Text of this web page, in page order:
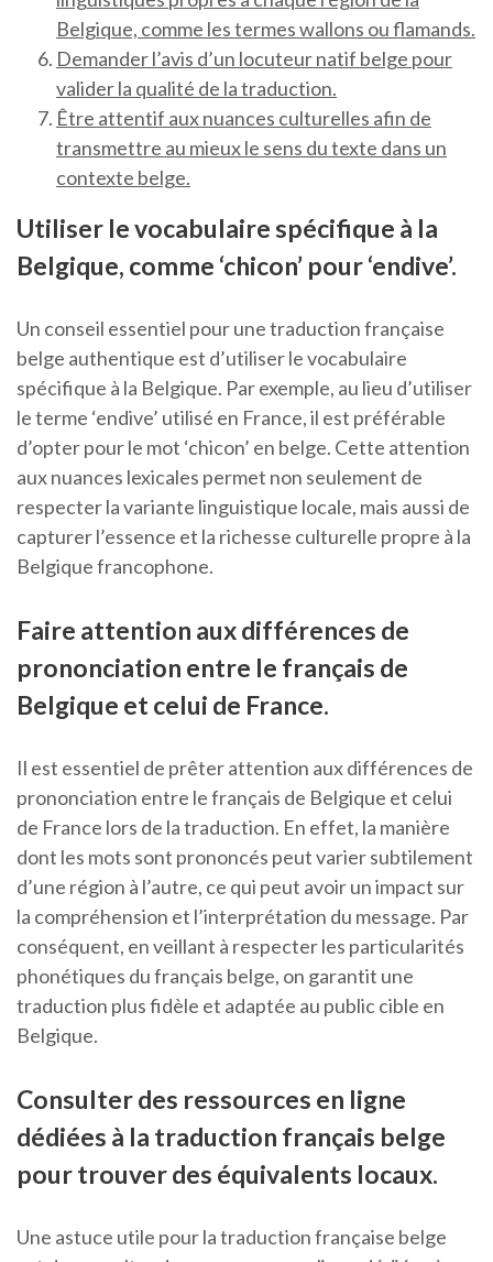
Belgique, comme les termes wallons ou flamands.
Demander l’avis d’un locuteur natif belge pour
valider la qualité de la traduction.
Être attentif aux nuances culturelles afin de
transmettre au mieux le sens du texte dans un
contexte belge.
Utiliser le vocabulaire spécifique à la
Belgique, comme ‘chicon’ pour ‘endive’.
Un conseil essentiel pour une traduction française
belge authentique est d’utiliser le vocabulaire
spécifique à la Belgique. Par exemple, au lieu d’utiliser
le terme ‘endive’ utilisé en France, il est préférable
d’opter pour le mot ‘chicon’ en belge. Cette attention
aux nuances lexicales permet non seulement de
respecter la variante linguistique locale, mais aussi de
capturer l’essence et la richesse culturelle propre à la
Belgique francophone.
Faire attention aux différences de
prononciation entre le français de
Belgique et celui de France.
Il est essentiel de prêter attention aux différences de
prononciation entre le français de Belgique et celui
de France lors de la traduction. En effet, la manière
dont les mots sont prononcés peut varier subtilement
d’une région à l’autre, ce qui peut avoir un impact sur
la compréhension et l’interprétation du message. Par
conséquent, en veillant à respecter les particularités
phonétiques du français belge, on garantit une
traduction plus fidèle et adaptée au public cible en
Belgique.
Consulter des ressources en ligne
dédiées à la traduction français belge
pour trouver des équivalents locaux.
Une astuce utile pour la traduction française belge